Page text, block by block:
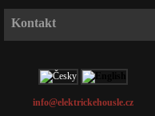
Kontakt
info@elektrickehousle.cz